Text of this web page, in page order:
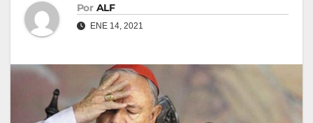
Por ALF
ENE 14, 2021